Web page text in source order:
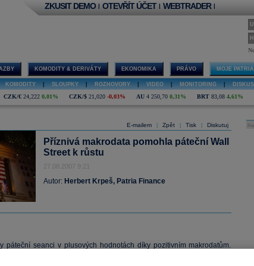
ZKUSIT DEMO | OTEVŘÍT ÚČET | WEBTRADER |
KOMODITY & DERIVÁTY EKONOMIKA PRÁVO MOJE PATRIA
KOMODITY SLOUPKY ROZHOVORY VIDEO MONITORING
CZK/€ 24,222 0,01% CZK/$ 21,020 -0,03% AU 4 250,70 0,31% BRT 83,08 4,61%
E-mailem Zpět Tisk Diskutuj
Příznivá makrodata pomohla páteční Wall
Street k růstu
27.08.2007 9:21
Autor: Herbert Krpeš, Patria Finance
páteční seanci v plusových hodnotách díky pozitivním makrodatům.